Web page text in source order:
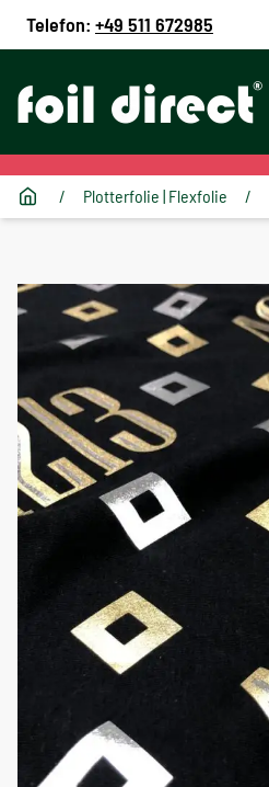
Telefon: +49 511 672985
/ Plotterfolie | Flexfolie /